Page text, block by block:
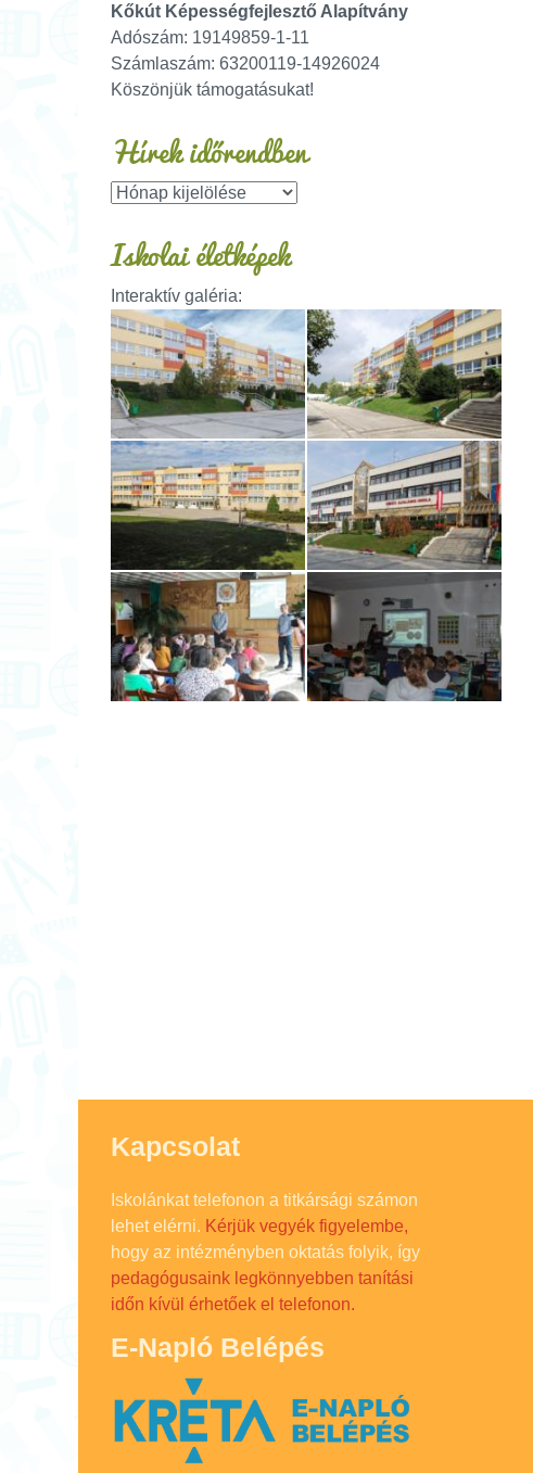
Kőkút Képességfejlesztő Alapítvány
Adószám: 19149859-1-11
Számlaszám: 63200119-14926024
Köszönjük támogatásukat!
Hírek időrendben
Iskolai életképek
Interaktív galéria:
Kapcsolat
Iskolánkat telefonon a titkársági számon
lehet elérni. Kérjük vegyék figyelembe,
hogy az intézményben oktatás folyik, így
pedagógusaink legkönnyebben tanítási
időn kívül érhetőek el telefonon.
E-Napló Belépés